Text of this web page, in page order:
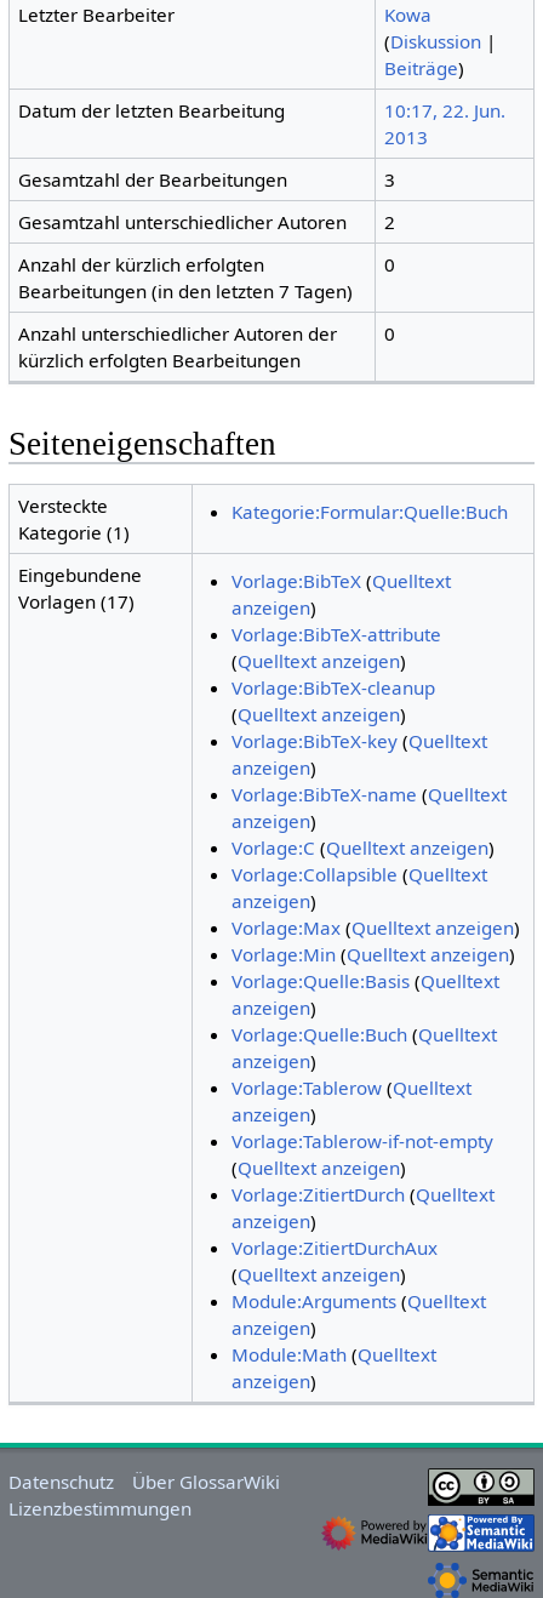
Letzter Bearbeiter
Kowa
(Diskussion |
Beiträge)
Datum der letzten Bearbeitung
10:17, 22. Jun.
2013
Gesamtzahl der Bearbeitungen
3
Gesamtzahl unterschiedlicher Autoren
2
Anzahl der kürzlich erfolgten
Bearbeitungen (in den letzten 7 Tagen)
0
Anzahl unterschiedlicher Autoren der
kürzlich erfolgten Bearbeitungen
0
Seiteneigenschaften
Versteckte
Kategorie (1)
Kategorie:Formular:Quelle:Buch
Eingebundene
Vorlagen (17)
Vorlage:BibTeX(Quelltext
anzeigen)
Vorlage:BibTeX-attribute
(Quelltext anzeigen)
Vorlage:BibTeX-cleanup
(Quelltext anzeigen)
Vorlage:BibTeX-key(Quelltext
anzeigen)
Vorlage:BibTeX-name (Quelltext
anzeigen)
Vorlage:C (Quelltext anzeigen)
Vorlage:Collapsible (Quelltext
anzeigen)
Vorlage:Max(Quelltext anzeigen)
Vorlage:Min(Quelltext anzeigen)
Vorlage:Quelle:Basis(Quelltext
anzeigen)
Vorlage:Quelle:Buch(Quelltext
anzeigen)
Vorlage:Tablerow(Quelltext
anzeigen)
Vorlage:Tablerow-if-not-empty
(Quelltext anzeigen)
Vorlage:ZitiertDurch(Quelltext
anzeigen)
Vorlage:ZitiertDurchAux
(Quelltext anzeigen)
Module:Arguments(Quelltext
anzeigen)
Module:Math(Quelltext
anzeigen)
Datenschutz
Über GlossarWiki
Lizenzbestimmungen